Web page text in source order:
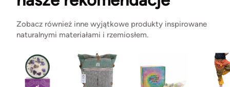
Zobacz również inne wyjątkowe produkty inspirowane
naturalnymi materiałami i rzemiosłem.